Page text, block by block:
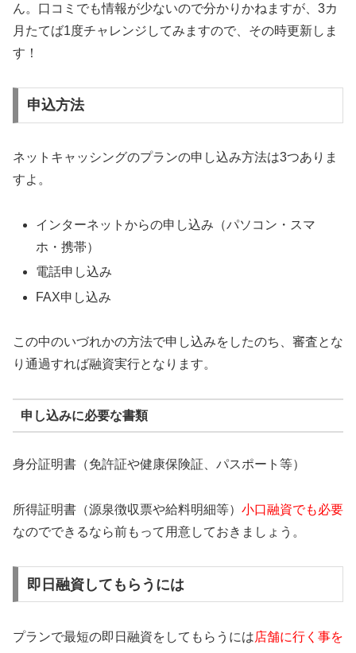
ん。口コミでも情報が少ないので分かりかねますが、3カ
月たてば1度チャレンジしてみますので、その時更新しま
す！
申込方法
ネットキャッシングのプランの申し込み方法は3つありま
すよ。
インターネットからの申し込み（パソコン・スマ
ホ・携帯）
電話申し込み
FAX申し込み
この中のいづれかの方法で申し込みをしたのち、審査とな
り通過すれば融資実行となります。
申し込みに必要な書類
身分証明書（免許証や健康保険証、パスポート等）
所得証明書（源泉徴収票や給料明細等） 小口融資でも必要
なのでできるなら前もって用意しておきましょう。
即日融資してもらうには
プランで最短の即日融資をしてもらうには店舗に行く事を